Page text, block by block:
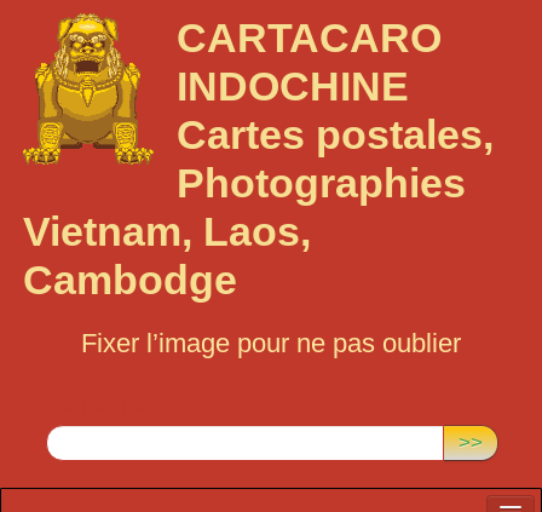
CARTACARO
INDOCHINE
Cartes postales,
Photographies
Vietnam, Laos,
Cambodge
Fixer l’image pour ne pas oublier
>>